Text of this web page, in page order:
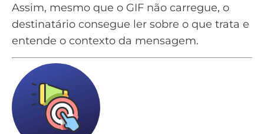
Assim, mesmo que o GIF não carregue, o
destinatário consegue ler sobre o que trata e
entende o contexto da mensagem.